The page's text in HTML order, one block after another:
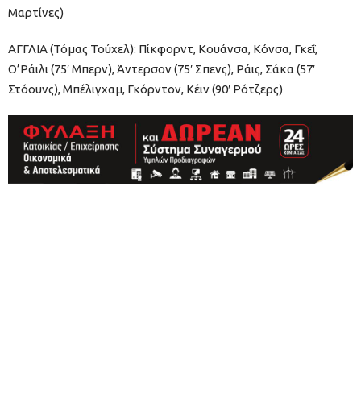
Μαρτίνες)
ΑΓΓΛΙΑ (Τόμας Τούχελ): Πίκφορντ, Κουάνσα, Κόνσα, Γκεΐ,
Ο’Ράιλι (75′ Μπερν), Άντερσον (75′ Σπενς), Ράις, Σάκα (57′
Στόουνς), Μπέλιγχαμ, Γκόρντον, Κέιν (90′ Ρότζερς)